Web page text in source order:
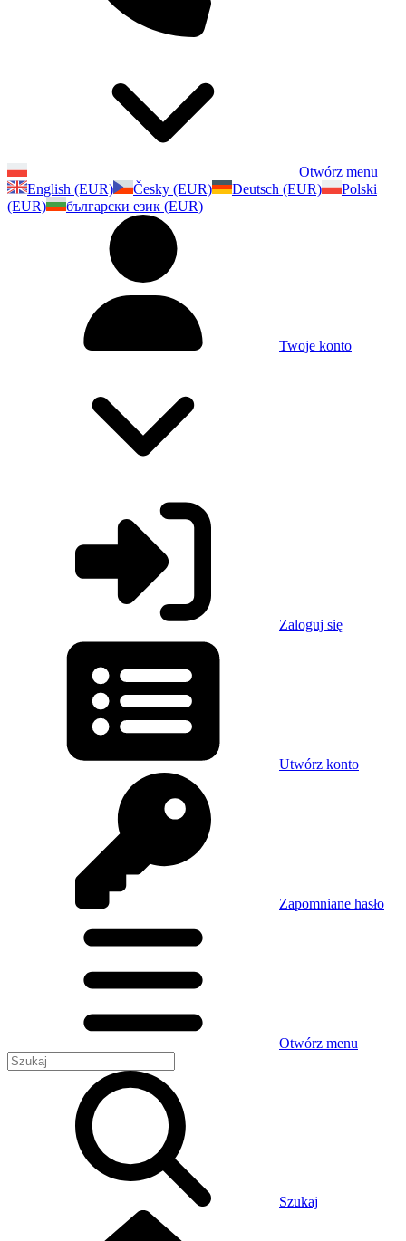
Otwórz menu
English (EUR)
Česky (EUR) Deutsch (EUR)
Polski
(EUR)
български език (EUR)
Twoje konto
Zaloguj się
Utwórz konto
Zapomniane hasło
Otwórz menu
Szukaj